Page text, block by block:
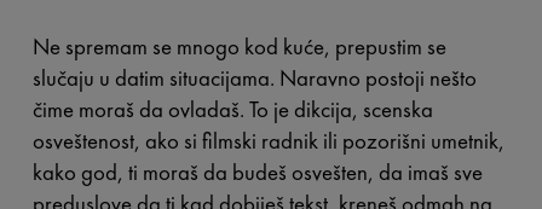
Ne spremam se mnogo kod kuće, prepustim se
slučaju u datim situacijama. Naravno postoji nešto
čime moraš da ovladaš. To je dikcija, scenska
osveštenost, ako si filmski radnik ili pozorišni umetnik,
kako god, ti moraš da budeš osvešten, da imaš sve